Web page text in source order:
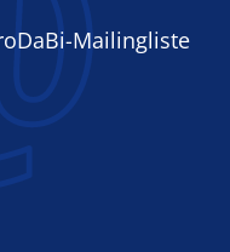
Mailingliste